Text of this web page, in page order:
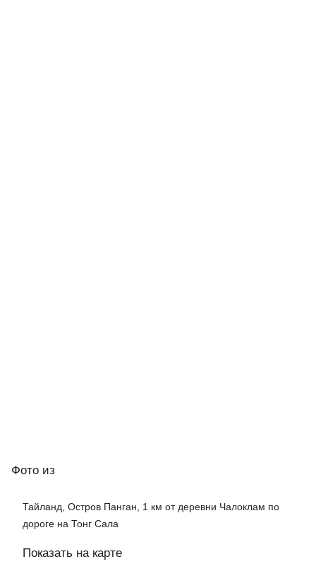
Фото из
Тайланд, Остров Панган, 1 км от деревни Чалоклам по
дороге на Тонг Сала
Показать на карте